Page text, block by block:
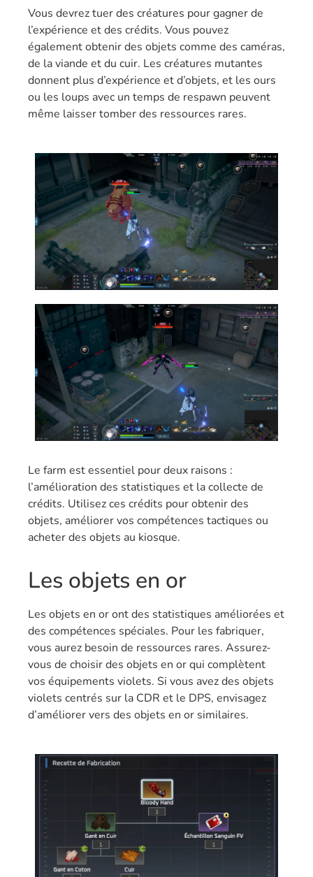
Vous devrez tuer des créatures pour gagner de
l’expérience et des crédits. Vous pouvez
également obtenir des objets comme des caméras,
de la viande et du cuir. Les créatures mutantes
donnent plus d’expérience et d’objets, et les ours
ou les loups avec un temps de respawn peuvent
même laisser tomber des ressources rares.
Le farm est essentiel pour deux raisons :
l’amélioration des statistiques et la collecte de
crédits. Utilisez ces crédits pour obtenir des
objets, améliorer vos compétences tactiques ou
acheter des objets au kiosque.
Les objets en or
Les objets en or ont des statistiques améliorées et
des compétences spéciales. Pour les fabriquer,
vous aurez besoin de ressources rares. Assurez-
vous de choisir des objets en or qui complètent
vos équipements violets. Si vous avez des objets
violets centrés sur la CDR et le DPS, envisagez
d’améliorer vers des objets en or similaires.